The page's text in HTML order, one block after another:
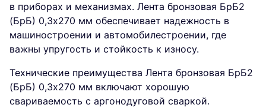
в приборах и механизмах. Лента бронзовая БрБ2
(БрБ) 0,3х270 мм обеспечивает надежность в
машиностроении и автомобилестроении, где
важны упругость и стойкость к износу.
Технические преимущества Лента бронзовая БрБ2
(БрБ) 0,3х270 мм включают хорошую
свариваемость с аргонодуговой сваркой.